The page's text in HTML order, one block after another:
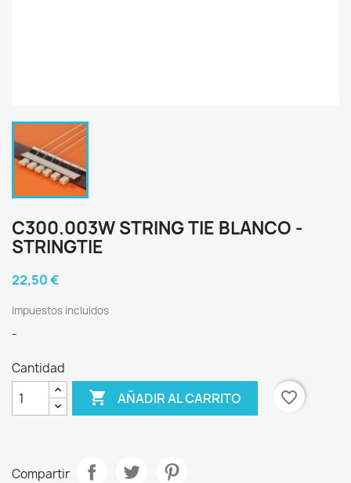
C300.003W STRING TIE BLANCO -
STRINGTIE
22,50 €
Impuestos incluidos
-
Cantidad
 AÑADIR AL CARRITO favorite_border
Compartir